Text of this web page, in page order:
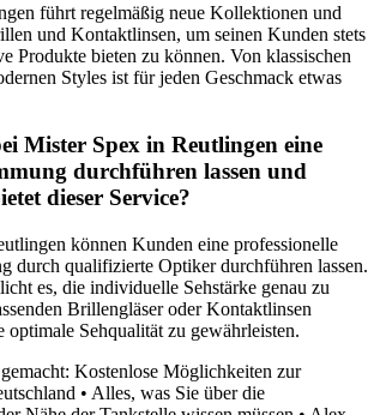
führt regelmäßig neue Kollektionen und
und Kontaktlinsen, um seinen Kunden stets
Produkte bieten zu können. Von klassischen
Styles ist für jeden Geschmack etwas
Mister Spex in Reutlingen eine
durchführen lassen und
dieser Service?
können Kunden eine professionelle
durch qualifizierte Optiker durchführen lassen.
es, die individuelle Sehstärke genau zu
Brillengläser oder Kontaktlinsen
optimale Sehqualität zu gewährleisten.
Kostenlose Möglichkeiten zur
• Alles, was Sie über die